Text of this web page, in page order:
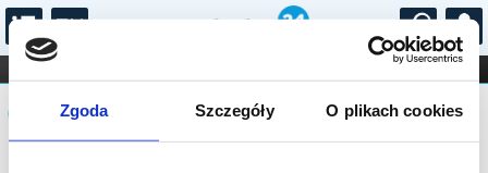
Zgoda Szczegóły O plikach cookies
...
FILHARMONIA OPERA I BALET
STAND-UP
DLA DZIECI
Komunikat